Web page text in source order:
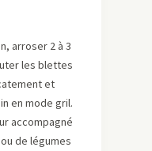
arroser 2 à 3
les blettes
et
en mode gril.
accompagné
de légumes